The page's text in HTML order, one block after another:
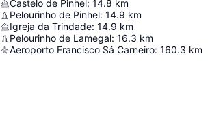
Castelo de Pinhel: 14.8 km
Pelourinho de Pinhel: 14.9 km
Igreja da Trindade: 14.9 km
Pelourinho de Lamegal: 16.3 km
Aeroporto Francisco Sá Carneiro: 160.3 km